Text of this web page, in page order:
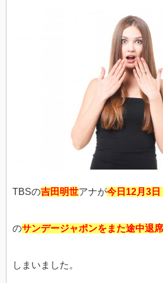
TBSの吉田明世アナが今日12月3日
のサンデージャポンをまた途中退席
しまいました。